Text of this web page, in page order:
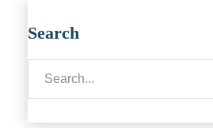
Search